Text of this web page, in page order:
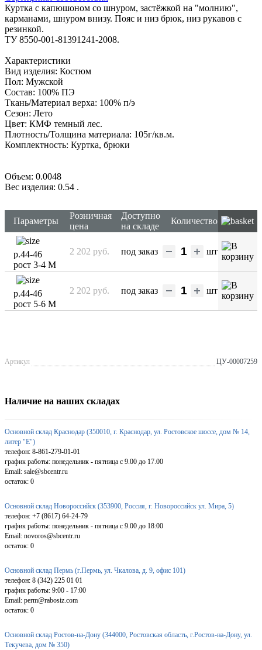
Куртка с капюшоном со шнуром, застёжкой на "молнию",
карманами, шнуром внизу. Пояс и низ брюк, низ рукавов с
резинкой.
ТУ 8550-001-81391241-2008.
Характеристики
Вид изделия: Костюм
Пол: Мужской
Состав: 100% ПЭ
Ткань/Материал верха: 100% п/э
Сезон: Лето
Цвет: КМФ темный лес.
Плотность/Толщина материала: 105г/кв.м.
Комплектность: Куртка, брюки
Объем: 0.0048
Вес изделия: 0.54 .
Параметры
Розничная
цена
Доступно
на складе
Количество
р.44-46
рост 3-4 М
2 202 руб. под заказ шт
р.44-46
рост 5-6 М
2 202 руб. под заказ шт
Артикул ЦУ-00007259
Наличие на наших складах
Основной склад Краснодар (350010, г. Краснодар, ул. Ростовское шоссе, дом № 14,
литер "Е")
телефон: 8-861-279-01-01
график работы: понедельник - пятница с 9.00 до 17.00
Email: sale@sbcentr.ru
остаток: 0
Основной склад Новороссийск (353900, Россия, г. Новороссийск ул. Мира, 5)
телефон: +7 (8617) 64-24-79
график работы: понедельник - пятница с 9.00 до 18:00
Email: novoros@sbcentr.ru
остаток: 0
Основной склад Пермь (г.Пермь, ул. Чкалова, д. 9, офис 101)
телефон: 8 (342) 225 01 01
график работы: 9:00 - 17:00
Email: perm@rabosiz.com
остаток: 0
Основной склад Ростов-на-Дону (344000, Ростовская область, г.Ростов-на-Дону, ул.
Текучева, дом № 350)